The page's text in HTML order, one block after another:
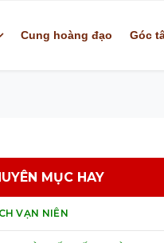
Cung hoàng đạo Góc
MỤC HAY
VẠN NIÊN